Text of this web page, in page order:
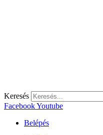
Keresés
FacebookYoutube
Belépés